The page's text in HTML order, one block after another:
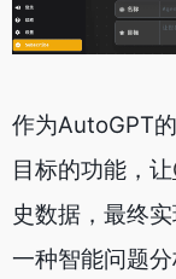
作为AutoGPT
目标的功能，让
史数据，最终
一种智能问题